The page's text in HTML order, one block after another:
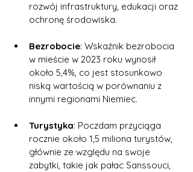
rozwój infrastruktury, edukacji oraz
ochronę środowiska.
Bezrobocie: Wskaźnik bezrobocia
w mieście w 2023 roku wynosił
około 5,4%, co jest stosunkowo
niską wartością w porównaniu z
innymi regionami Niemiec.
Turystyka: Poczdam przyciąga
rocznie około 1,5 miliona turystów,
głównie ze względu na swoje
zabytki, takie jak pałac Sanssouci,